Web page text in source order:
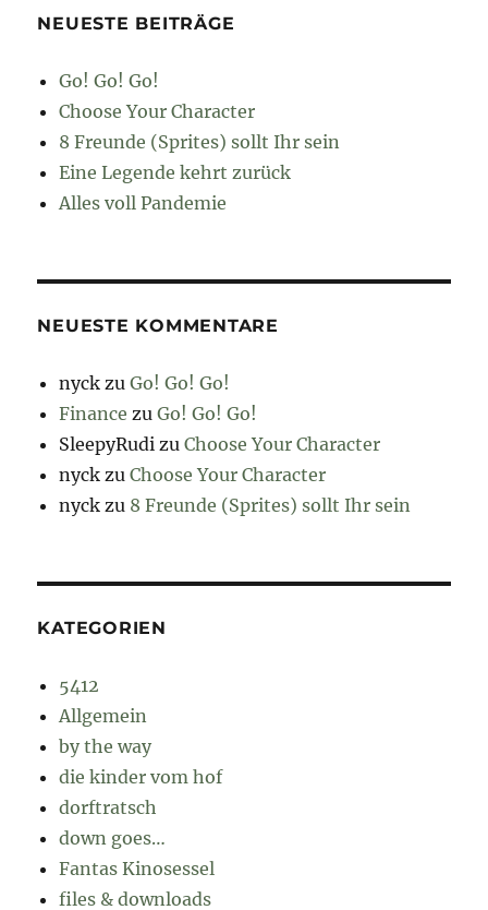
NEUESTE BEITRÄGE
Go! Go! Go!
Choose Your Character
8 Freunde (Sprites) sollt Ihr sein
Eine Legende kehrt zurück
Alles voll Pandemie
NEUESTE KOMMENTARE
nyck zuGo! Go! Go!
Finance zuGo! Go! Go!
SleepyRudi zuChoose Your Character
nyck zuChoose Your Character
nyck zu 8 Freunde (Sprites) sollt Ihr sein
KATEGORIEN
5412
Allgemein
by the way
die kinder vom hof
dorftratsch
down goes…
Fantas Kinosessel
files & downloads